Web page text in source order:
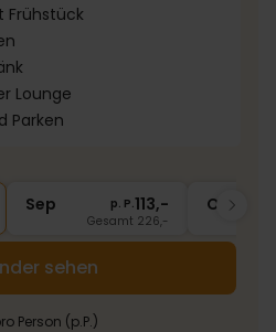
Frühstück
Lounge
Parken
Sep p. P.113,-
Gesamt 226,-
Okt
sehen
Person (p.P.)